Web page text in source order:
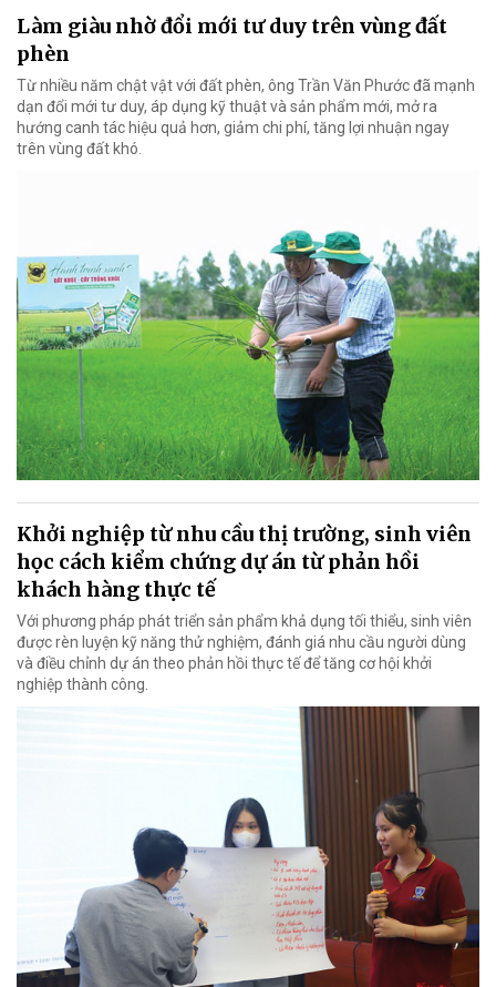
Làm giàu nhờ đổi mới tư duy trên vùng đất
phèn
Từ nhiều năm chật vật với đất phèn, ông Trần Văn Phước đã mạnh
dạn đổi mới tư duy, áp dụng kỹ thuật và sản phẩm mới, mở ra
hướng canh tác hiệu quả hơn, giảm chi phí, tăng lợi nhuận ngay
trên vùng đất khó.
Khởi nghiệp từ nhu cầu thị trường, sinh viên
học cách kiểm chứng dự án từ phản hồi
khách hàng thực tế
Với phương pháp phát triển sản phẩm khả dụng tối thiểu, sinh viên
được rèn luyện kỹ năng thử nghiệm, đánh giá nhu cầu người dùng
và điều chỉnh dự án theo phản hồi thực tế để tăng cơ hội khởi
nghiệp thành công.